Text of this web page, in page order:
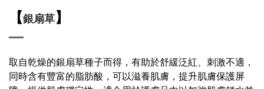
【銀扇草】
取自乾燥的銀扇草種子而得，有助於舒緩泛紅、刺激不適，
同時含有豐富的脂肪酸，可以滋養肌膚，提升肌膚保護屏